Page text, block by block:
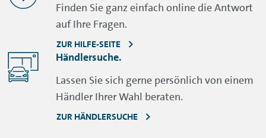
Finden Sie ganz einfach online die Antwort
auf Ihre Fragen.
ZUR HILFE-SEITE
Händlersuche.
Lassen Sie sich gerne persönlich von einem
Händler Ihrer Wahl beraten.
ZUR HÄNDLERSUCHE